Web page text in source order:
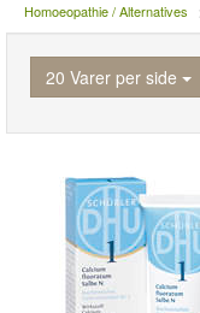
Homoeopathie / Alternatives
20 Varer per side